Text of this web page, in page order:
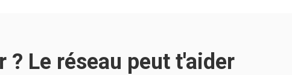
? Le réseau peut t'aider